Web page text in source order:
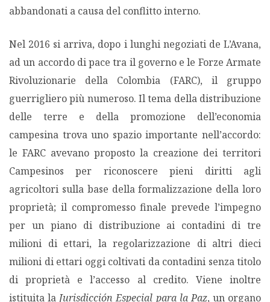
abbandonati a causa del conflitto interno.
Nel 2016 si arriva, dopo i lunghi negoziati de L’Avana,
ad un accordo di pace tra il governo e le Forze Armate
Rivoluzionarie della Colombia (FARC), il gruppo
guerrigliero più numeroso. Il tema della distribuzione
delle terre e della promozione dell’economia
campesina trova uno spazio importante nell’accordo:
le FARC avevano proposto la creazione dei territori
Campesinos per riconoscere pieni diritti agli
agricoltori sulla base della formalizzazione della loro
proprietà; il compromesso finale prevede l’impegno
per un piano di distribuzione ai contadini di tre
milioni di ettari, la regolarizzazione di altri dieci
milioni di ettari oggi coltivati da contadini senza titolo
di proprietà e l’accesso al credito. Viene inoltre
istituita la Jurisdicción Especial para la Paz, un organo